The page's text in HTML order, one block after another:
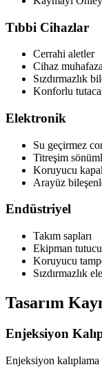
Tıbbi Cihazlar
Cerrahi aletler
Cihaz
Sızdırmazlık
Konforlu
Elektronik
Su geçirmez
Titreşim
Koruyucu
Arayüz
Endüstriyel
Takım sapları
Ekipman
Koruyucu
Sızdırmazlık
Tasarım
Enjeksiyon
Enjeksiyon kalıplama